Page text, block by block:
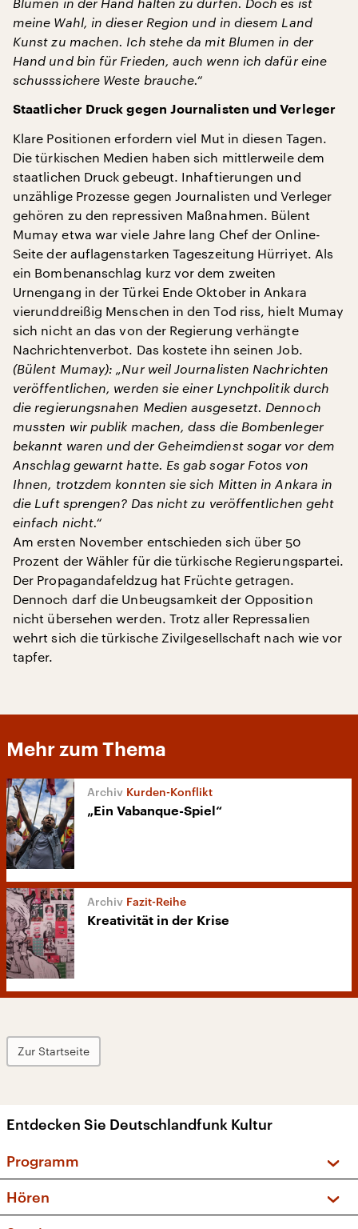
meine Wahl, in dieser Region und in diesem Land
Kunst zu machen. Ich stehe da mit Blumen in der
Hand und bin für Frieden, auch wenn ich dafür eine
schusssichere Weste brauche.“
Staatlicher Druck gegen Journalisten und Verleger
Klare Positionen erfordern viel Mut in diesen Tagen.
Die türkischen Medien haben sich mittlerweile dem
staatlichen Druck gebeugt. Inhaftierungen und
unzählige Prozesse gegen Journalisten und Verleger
gehören zu den repressiven Maßnahmen. Bülent
Mumay etwa war viele Jahre lang Chef der Online-
Seite der auflagenstarken Tageszeitung Hürriyet. Als
ein Bombenanschlag kurz vor dem zweiten
Urnengang in der Türkei Ende Oktober in Ankara
vierunddreißig Menschen in den Tod riss, hielt Mumay
sich nicht an das von der Regierung verhängte
Nachrichtenverbot. Das kostete ihn seinen Job.
(Bülent Mumay): „Nur weil Journalisten Nachrichten
veröffentlichen, werden sie einer Lynchpolitik durch
die regierungsnahen Medien ausgesetzt. Dennoch
mussten wir publik machen, dass die Bombenleger
bekannt waren und der Geheimdienst sogar vor dem
Anschlag gewarnt hatte. Es gab sogar Fotos von
Ihnen, trotzdem konnten sie sich Mitten in Ankara in
die Luft sprengen? Das nicht zu veröffentlichen geht
einfach nicht.“
Am ersten November entschieden sich über 50
Prozent der Wähler für die türkische Regierungspartei.
Der Propagandafeldzug hat Früchte getragen.
Dennoch darf die Unbeugsamkeit der Opposition
nicht übersehen werden. Trotz aller Repressalien
wehrt sich die türkische Zivilgesellschaft nach wie vor
tapfer.
Mehr zum Thema
Kurden-Konflikt
„Ein Vabanque-Spiel“
Fazit-Reihe
Kreativität in der Krise
Zur Startseite
Entdecken Sie Deutschlandfunk Kultur
Programm
Sendungen und Podcasts
Hören